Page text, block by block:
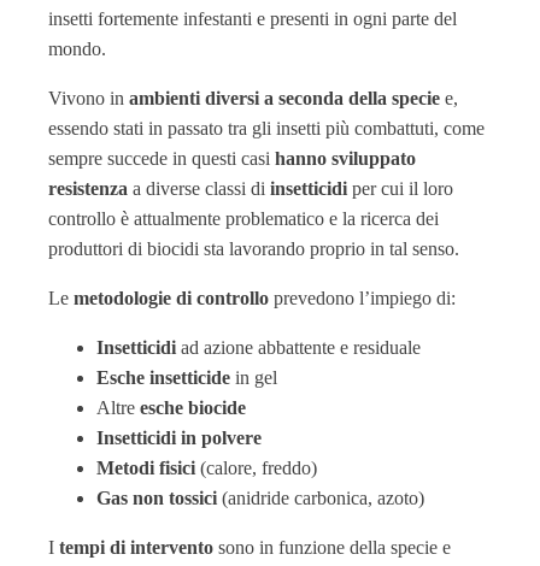
insetti fortemente infestanti e presenti in ogni parte del
mondo.
Vivono in ambienti diversi a seconda della specie e,
essendo stati in passato tra gli insetti più combattuti, come
sempre succede in questi casi hanno sviluppato
resistenza a diverse classi di insetticidi per cui il loro
controllo è attualmente problematico e la ricerca dei
produttori di biocidi sta lavorando proprio in tal senso.
Le metodologie di controllo prevedono l’impiego di:
Insetticidi ad azione abbattente e residuale
Esche insetticide in gel
Altre esche biocide
Insetticidi in polvere
Metodi fisici (calore, freddo)
Gas non tossici (anidride carbonica, azoto)
I tempi di intervento sono in funzione della specie e